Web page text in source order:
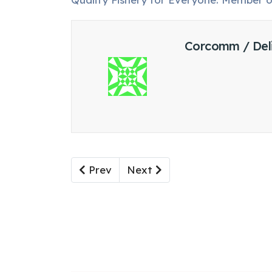
Corcomm /
Previous article: Dorong
Prev Next article: PT Perikanan
Next